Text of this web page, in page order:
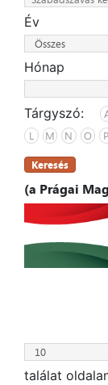
Év
Hónap
Tárgyszó:
L
M N O P
Keresés
(a Prágai
találat